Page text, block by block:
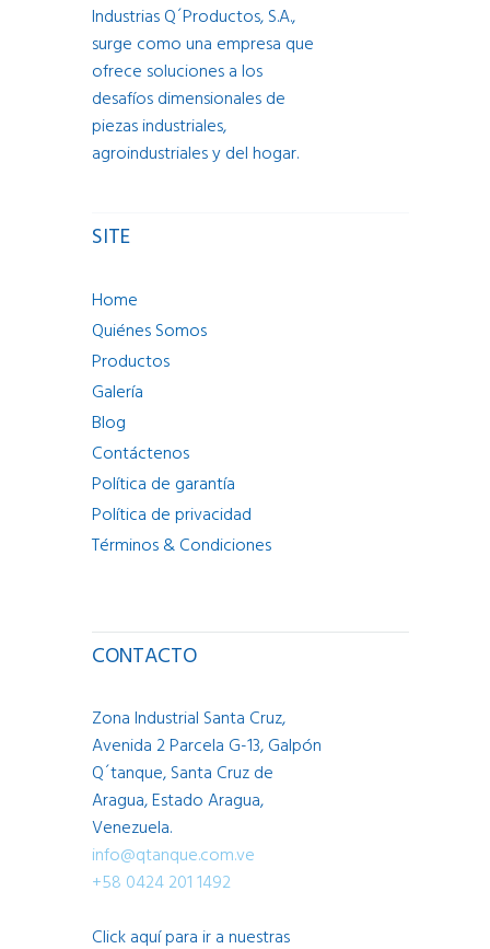
Industrias Q´Productos, S.A.,
surge como una empresa que
ofrece soluciones a los
desafíos dimensionales de
piezas industriales,
agroindustriales y del hogar.
SITE
Home
Quiénes Somos
Productos
Galería
Blog
Contáctenos
Política de garantía
Política de privacidad
Términos & Condiciones
CONTACTO
Zona Industrial Santa Cruz,
Avenida 2 Parcela G-13, Galpón
Q´tanque, Santa Cruz de
Aragua, Estado Aragua,
Venezuela.
info@qtanque.com.ve
+58 0424 201 1492
Click aquí para ir a nuestras